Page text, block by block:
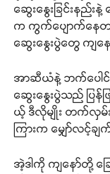
ဆွေးနွေးခြင်းနည်း
က ကွက်ပျောက်နေ
ဆွေးနွေးပွဲတွေ ကျန
အာဆီယံနဲ့ ဘက်ပေါ
ဆွေးနွေးပွဲသည် ပြ
ယ့် ဒီလိုမျိုး တက်လှမ်
ကြားက မျှော်လင့်ခ
အဲ့ဒါကို ကျနော်တို့